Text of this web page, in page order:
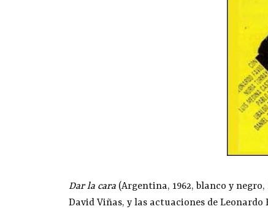
Dar la cara (Argentina, 1962, blanco y
David Viñas, y las actuaciones de